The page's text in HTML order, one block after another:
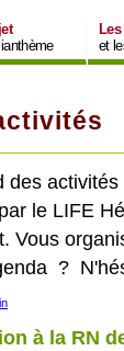
et
des
le LIFE
Vous
?
à la RN